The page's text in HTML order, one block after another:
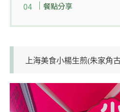
餐點分享
上海美食小楊生煎(朱家角